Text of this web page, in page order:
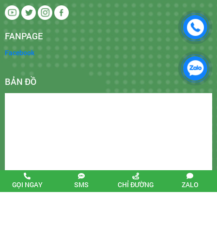
FANPAGE
Facebook
BẢN ĐỒ
GỌI NGAY SMS CHỈ ĐƯỜNG ZALO